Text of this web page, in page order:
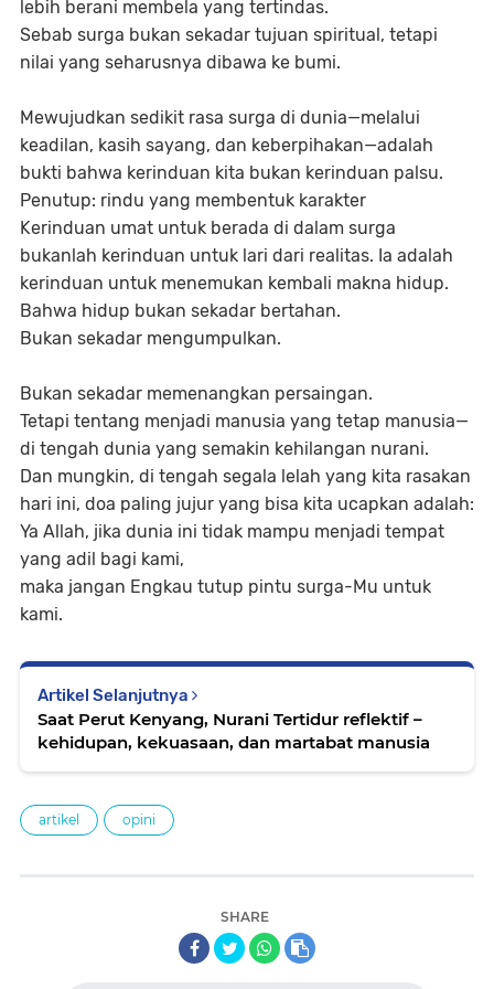
lebih berani membela yang tertindas.
Sebab surga bukan sekadar tujuan spiritual, tetapi
nilai yang seharusnya dibawa ke bumi.
Mewujudkan sedikit rasa surga di dunia—melalui
keadilan, kasih sayang, dan keberpihakan—adalah
bukti bahwa kerinduan kita bukan kerinduan palsu.
Penutup: rindu yang membentuk karakter
Kerinduan umat untuk berada di dalam surga
bukanlah kerinduan untuk lari dari realitas. Ia adalah
kerinduan untuk menemukan kembali makna hidup.
Bahwa hidup bukan sekadar bertahan.
Bukan sekadar mengumpulkan.
Bukan sekadar memenangkan persaingan.
Tetapi tentang menjadi manusia yang tetap manusia—
di tengah dunia yang semakin kehilangan nurani.
Dan mungkin, di tengah segala lelah yang kita rasakan
hari ini, doa paling jujur yang bisa kita ucapkan adalah:
Ya Allah, jika dunia ini tidak mampu menjadi tempat
yang adil bagi kami,
maka jangan Engkau tutup pintu surga-Mu untuk
kami.
Artikel Selanjutnya
Saat Perut Kenyang, Nurani Tertidur reflektif –
kehidupan, kekuasaan, dan martabat manusia
artikel opini
SHARE